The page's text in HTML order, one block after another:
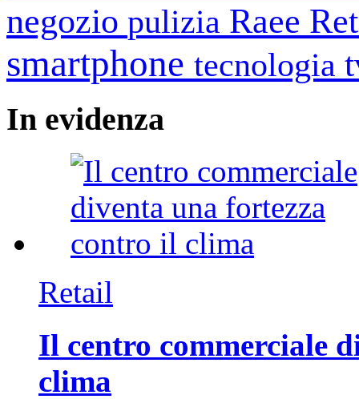
negozio pulizia Raee
smartphone tecnologia
In evidenza
Retail
Il centro commerciale
clima